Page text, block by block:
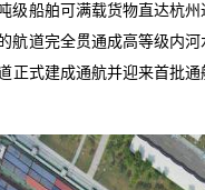
： 2023-07-19
级船舶可满载货物直达杭
航道完全贯通成高等级内
正式建成通航并迎来首批